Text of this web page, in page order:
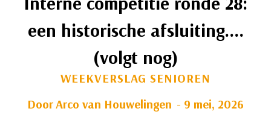
een historische afsluiting….
(volgt nog)
WEEKVERSLAG SENIOREN
DoorArco van Houwelingen 9 mei, 2026